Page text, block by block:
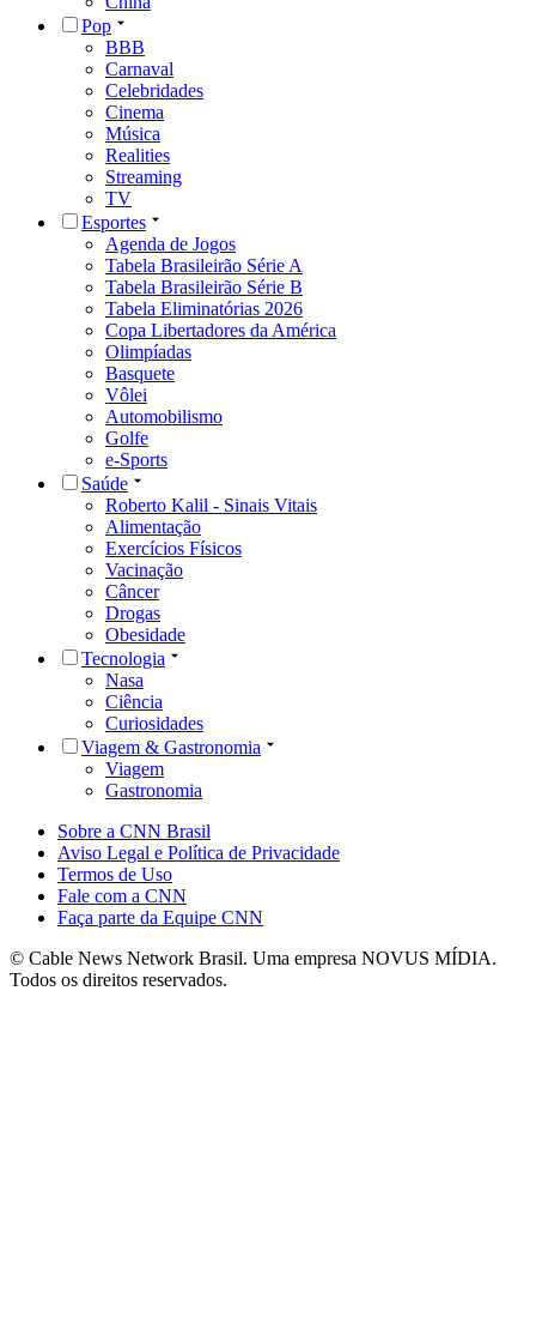
Pop
BBB
Carnaval
Celebridades
Cinema
Música
Realities
Streaming
TV
Esportes
Agenda de Jogos
Tabela Brasileirão Série A
Tabela Brasileirão Série B
Tabela Eliminatórias 2026
Copa Libertadores da América
Olimpíadas
Basquete
Vôlei
Automobilismo
Golfe
e-Sports
Saúde
Roberto Kalil - Sinais Vitais
Alimentação
Exercícios Físicos
Vacinação
Câncer
Drogas
Obesidade
Tecnologia
Nasa
Ciência
Curiosidades
Viagem & Gastronomia
Viagem
Gastronomia
Sobre a CNN Brasil
Aviso Legal e Política de Privacidade
Termos de Uso
Fale com a CNN
Faça parte da Equipe CNN
© Cable News Network Brasil. Uma empresa NOVUS MÍDIA.
Todos os direitos reservados.